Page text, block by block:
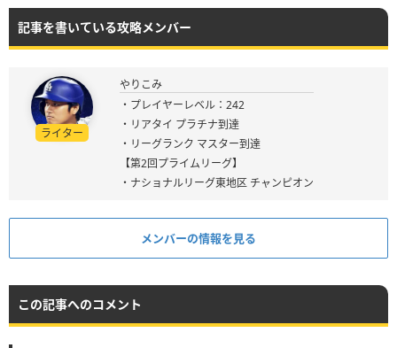
記事を書いている攻略メンバー
ライター
やりこみ
・プレイヤーレベル：242
・リアタイ プラチナ到達
・リーグランク マスター到達
【第2回プライムリーグ】
・ナショナルリーグ東地区 チャンピオン
メンバーの情報を見る
この記事へのコメント